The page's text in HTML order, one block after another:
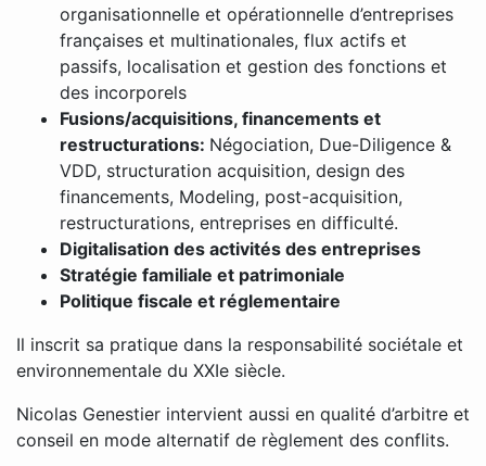
organisationnelle et opérationnelle d’entreprises
françaises et multinationales, flux actifs et
passifs, localisation et gestion des fonctions et
des incorporels
Fusions/acquisitions, financements et
restructurations: Négociation, Due-Diligence &
VDD, structuration acquisition, design des
financements, Modeling, post-acquisition,
restructurations, entreprises en difficulté.
Digitalisation des activités des entreprises
Stratégie familiale et patrimoniale
Politique fiscale et réglementaire
Il inscrit sa pratique dans la responsabilité sociétale et
environnementale du XXIe siècle.
Nicolas Genestier intervient aussi en qualité d’arbitre et
conseil en mode alternatif de règlement des conflits.